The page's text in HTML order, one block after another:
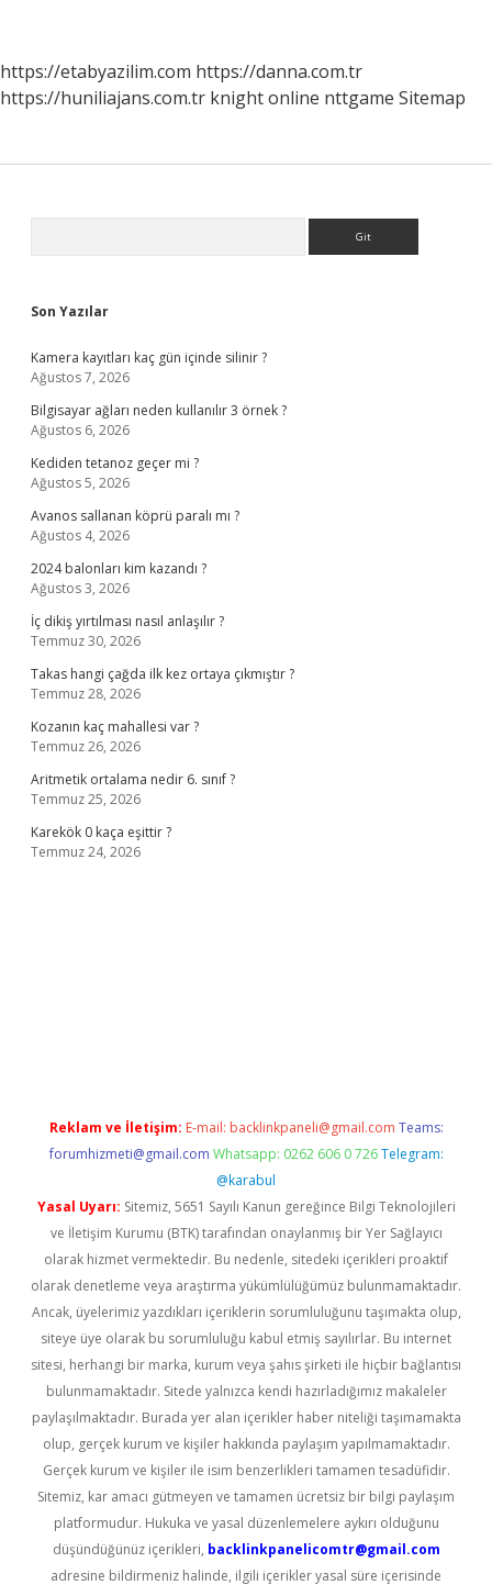
https://etabyazilim.com https://danna.com.tr
https://huniliajans.com.tr knight online nttgame Sitemap
Son Yazılar
Kamera kayıtları kaç gün içinde silinir ?
Ağustos 7, 2026
Bilgisayar ağları neden kullanılır 3 örnek ?
Ağustos 6, 2026
Kediden tetanoz geçer mi ?
Ağustos 5, 2026
Avanos sallanan köprü paralı mı ?
Ağustos 4, 2026
2024 balonları kim kazandı ?
Ağustos 3, 2026
İç dikiş yırtılması nasıl anlaşılır ?
Temmuz 30, 2026
Takas hangi çağda ilk kez ortaya çıkmıştır ?
Temmuz 28, 2026
Kozanın kaç mahallesi var ?
Temmuz 26, 2026
Aritmetik ortalama nedir 6. sınıf ?
Temmuz 25, 2026
Karekök 0 kaça eşittir ?
Temmuz 24, 2026
Reklam ve İletişim: E-mail: backlinkpaneli@gmail.com Teams:
forumhizmeti@gmail.com Whatsapp: 0262 606 0 726 Telegram:
@karabul
Yasal Uyarı: Sitemiz, 5651 Sayılı Kanun gereğince Bilgi Teknolojileri
ve İletişim Kurumu (BTK) tarafından onaylanmış bir Yer Sağlayıcı
olarak hizmet vermektedir. Bu nedenle, sitedeki içerikleri proaktif
olarak denetleme veya araştırma yükümlülüğümüz bulunmamaktadır.
Ancak, üyelerimiz yazdıkları içeriklerin sorumluluğunu taşımakta olup,
siteye üye olarak bu sorumluluğu kabul etmiş sayılırlar. Bu internet
sitesi, herhangi bir marka, kurum veya şahıs şirketi ile hiçbir bağlantısı
bulunmamaktadır. Sitede yalnızca kendi hazırladığımız makaleler
paylaşılmaktadır. Burada yer alan içerikler haber niteliği taşımamakta
olup, gerçek kurum ve kişiler hakkında paylaşım yapılmamaktadır.
Gerçek kurum ve kişiler ile isim benzerlikleri tamamen tesadüfidir.
Sitemiz, kar amacı gütmeyen ve tamamen ücretsiz bir bilgi paylaşım
platformudur. Hukuka ve yasal düzenlemelere aykırı olduğunu
düşündüğünüz içerikleri, backlinkpanelicomtr@gmail.com
adresine bildirmeniz halinde, ilgili içerikler yasal süre içerisinde